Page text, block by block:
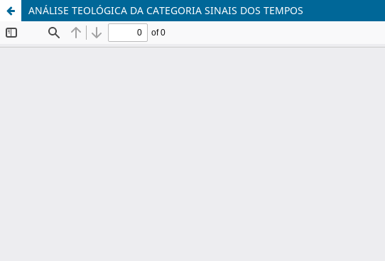
ANÁLISE TEOLÓGICA DA CATEGORIA SINAIS DOS TEMPOS